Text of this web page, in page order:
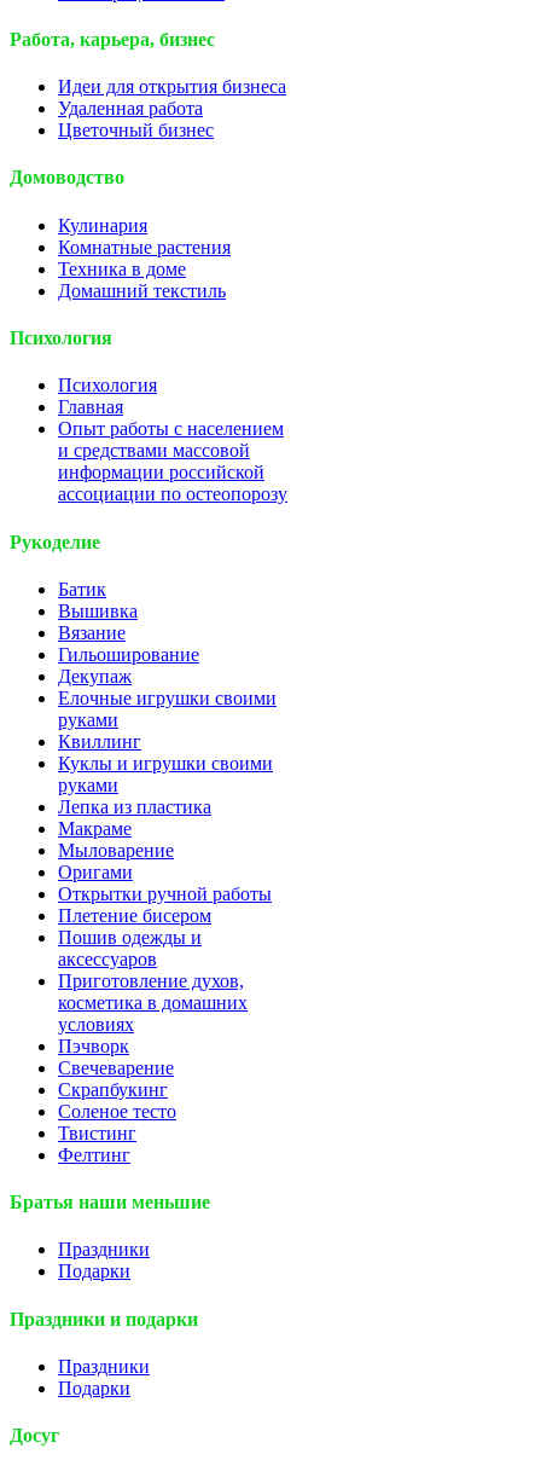
Работа, карьера, бизнес
Идеи для открытия бизнеса
Удаленная работа
Цветочный бизнес
Домоводство
Кулинария
Комнатные растения
Техника в доме
Домашний текстиль
Психология
Психология
Главная
Опыт работы с населением
и средствами массовой
информации российской
ассоциации по остеопорозу
Рукоделие
Батик
Вышивка
Вязание
Гильоширование
Декупаж
Елочные игрушки своими
руками
Квиллинг
Куклы и игрушки своими
руками
Лепка из пластика
Макраме
Мыловарение
Оригами
Открытки ручной работы
Плетение бисером
Пошив одежды и
аксессуаров
Приготовление духов,
косметика в домашних
условиях
Пэчворк
Свечеварение
Скрапбукинг
Соленое тесто
Твистинг
Фелтинг
Братья наши меньшие
Праздники
Подарки
Праздники и подарки
Праздники
Подарки
Досуг